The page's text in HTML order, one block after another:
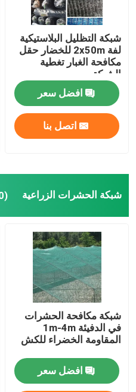
شبكة التظليل البلاستيكية
لفة 2x50m للخضار حقل
مكافحة الغبار تغطية
الشبكة
افضل سعر
اتصل بنا
شبكة الحشرات الزراعية (30)
شبكة مكافحة الحشرات
في الدفيئة 1m-4m
المقاومة الخضراء للكش
افضل سعر